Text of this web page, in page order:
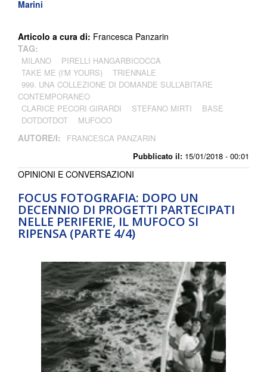
Pubblicato il: 15/01/2018 - 00:01
Marini
Articolo a cura di: Francesca Panzarin
TAG:
MILANO
PIRELLI HANGARBICOCCA
TAKE ME (I'M YOURS)
TRIENNALE
999. UNA COLLEZIONE DI DOMANDE SULL’ABITARE
CONTEMPORANEO
CLARICE PECORI GIRARDI
STEFANO MIRTI
BASE
DOTDOTDOT
MUFOCO
AUTORE/I: FRANCESCA PANZARIN
FOCUS FOTOGRAFIA: DOPO UN
DECENNIO DI PROGETTI PARTECIPATI
NELLE PERIFERIE, IL MUFOCO SI
RIPENSA (PARTE 4/4)
OPINIONI E CONVERSAZIONI